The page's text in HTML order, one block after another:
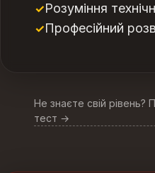
Розуміння
Професійний
Не знаєте свій рівень?
тест →